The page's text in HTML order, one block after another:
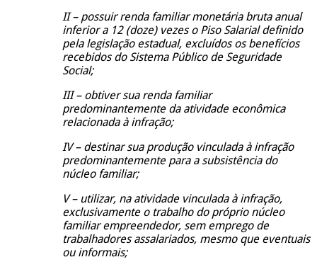
II – possuir renda familiar monetária bruta anual
inferior a 12 (doze) vezes o Piso Salarial definido
pela legislação estadual, excluídos os benefícios
recebidos do Sistema Público de Seguridade
Social;
III – obtiver sua renda familiar
predominantemente da atividade econômica
relacionada à infração;
IV – destinar sua produção vinculada à infração
predominantemente para a subsistência do
núcleo familiar;
V – utilizar, na atividade vinculada à infração,
exclusivamente o trabalho do próprio núcleo
familiar empreendedor, sem emprego de
trabalhadores assalariados, mesmo que eventuais
ou informais;